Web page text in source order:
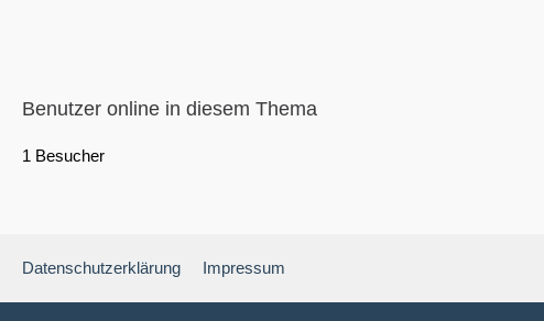
Benutzer online in diesem Thema
1 Besucher
Datenschutzerklärung Impressum